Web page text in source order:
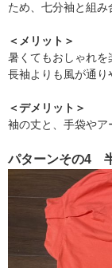
ため、七分袖と組み
＜メリット＞
暑くてもおしゃれを
長袖よりも風が通り
＜デメリット＞
袖の丈と、手袋やア
パターンその4